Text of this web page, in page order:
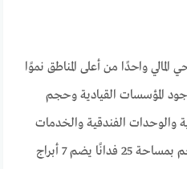
المالي واحدًا من أعلى المناطق نموًا
المؤسسات القيادية وحجم
والوحدات الفندقية والخدمات
التجارية. ومع إطلاق مشروع ضخم بمساحة 25 فدانًا يضم 7 أبراج